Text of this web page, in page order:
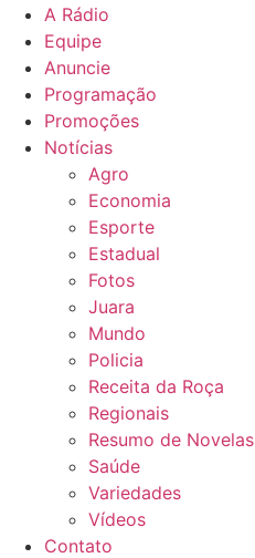
A Rádio
Equipe
Anuncie
Programação
Promoções
Notícias
Agro
Economia
Esporte
Estadual
Fotos
Juara
Mundo
Policia
Receita da Roça
Regionais
Resumo de Novelas
Saúde
Variedades
Vídeos
Contato